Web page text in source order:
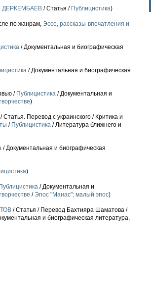
ДЕРКЕМБАЕВ / Статья / Публицистика)
по жанрам, Эссе, рассказы-впечатления и
/ Документальная и биографическая
/ Документальная и биографическая
/ Публицистика / Документальная и
)
/ Статья. Перевод с украинского / Критика и
/ Публицистика / Литература ближнего и
/ Документальная и биографическая
)
Публицистика / Документальная и
/ Эпос "Манас"; малый эпос)
/ Статья / Перевод Бахтияра Шаматова /
и биографическая литература,